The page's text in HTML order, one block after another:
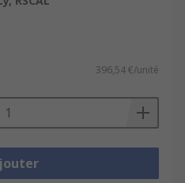
396,54 €/unité